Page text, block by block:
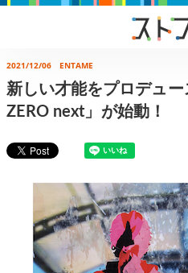
2021/12/06 ENTAME
新しい才能をプロデュー
ZERO next」が始動！